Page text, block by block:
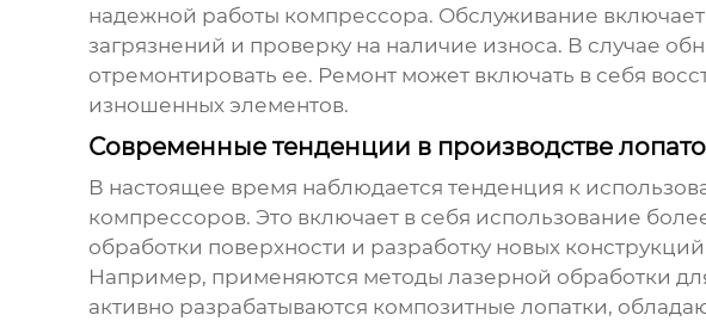
надежной работы компрессора. Обслуживание
загрязнений и проверку на наличие износа. В случае
отремонтировать ее. Ремонт может включать в себя
изношенных элементов.
Современные тенденции в производстве
В настоящее время наблюдается тенденция к
компрессоров. Это включает в себя использование
обработки поверхности и разработку новых
Например, применяются методы лазерной обработки
активно разрабатываются композитные лопатки,